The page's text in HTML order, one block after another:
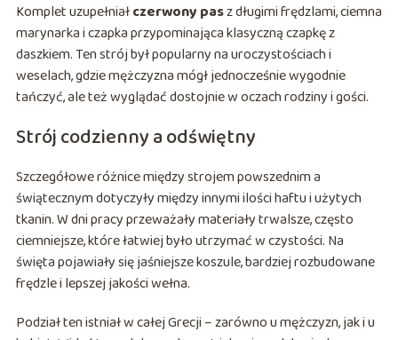
Komplet uzupełniałczerwony pasz długimi frędzlami, ciemna
marynarka i czapka przypominająca klasyczną czapkę z
daszkiem. Ten strój był popularny na uroczystościach i
weselach, gdzie mężczyzna mógł jednocześnie wygodnie
tańczyć, ale też wyglądać dostojnie w oczach rodziny i gości.
Strój codzienny a odświętny
Szczegółowe różnice między strojem powszednim a
świątecznym dotyczyły między innymi ilości haftu i użytych
tkanin. W dni pracy przeważały materiały trwalsze, często
ciemniejsze, które łatwiej było utrzymać w czystości. Na
święta pojawiały się jaśniejsze koszule, bardziej rozbudowane
frędzle i lepszej jakości wełna.
Podział ten istniał w całej Grecji – zarówno u mężczyzn, jak i u